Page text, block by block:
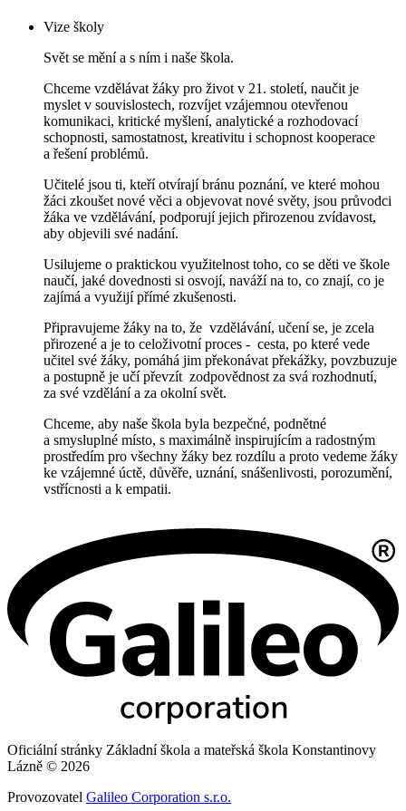
Vize školy
Svět se mění a s ním i naše škola.
Chceme vzdělávat žáky pro život v 21. století, naučit je
myslet v souvislostech, rozvíjet vzájemnou otevřenou
komunikaci, kritické myšlení, analytické a rozhodovací
schopnosti, samostatnost, kreativitu i schopnost kooperace
a řešení problémů.
Učitelé jsou ti, kteří otvírají bránu poznání, ve které mohou
žáci zkoušet nové věci a objevovat nové světy, jsou průvodci
žáka ve vzdělávání, podporují jejich přirozenou zvídavost,
aby objevili své nadání.
Usilujeme o praktickou využitelnost toho, co se děti ve škole
naučí, jaké dovednosti si osvojí, naváží na to, co znají, co je
zajímá a využijí přímé zkušenosti.
Připravujeme žáky na to, že vzdělávání, učení se, je zcela
přirozené a je to celoživotní proces - cesta, po které vede
učitel své žáky, pomáhá jim překonávat překážky, povzbuzuje
a postupně je učí převzít zodpovědnost za svá rozhodnutí,
za své vzdělání a za okolní svět.
Chceme, aby naše škola byla bezpečné, podnětné
a smysluplné místo, s maximálně inspirujícím a radostným
prostředím pro všechny žáky bez rozdílu a proto vedeme žáky
ke vzájemné úctě, důvěře, uznání, snášenlivosti, porozumění,
vstřícnosti a k empatii.
Oficiální stránky Základní škola a mateřská škola Konstantinovy
Lázně © 2026
Provozovatel Galileo Corporation s.r.o.